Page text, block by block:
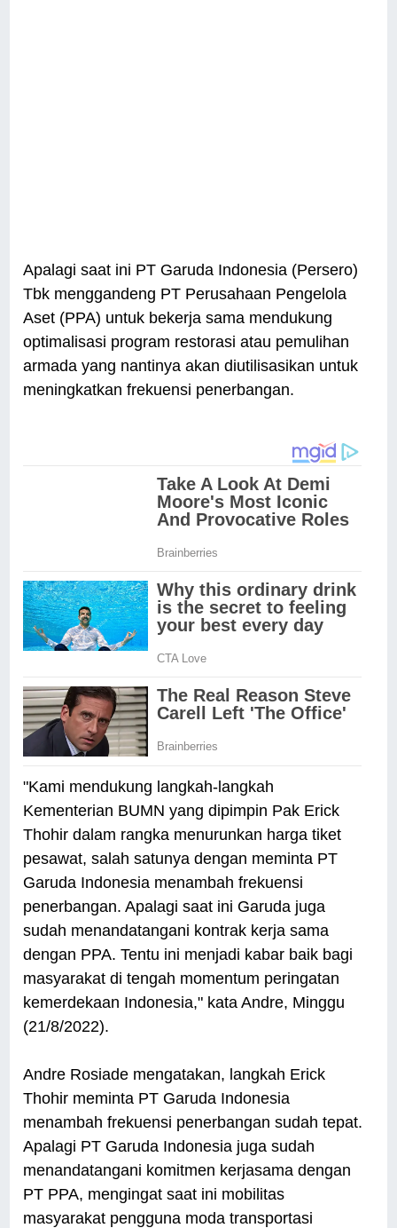
Apalagi saat ini PT Garuda Indonesia (Persero)
Tbk menggandeng PT Perusahaan Pengelola
Aset (PPA) untuk bekerja sama mendukung
optimalisasi program restorasi atau pemulihan
armada yang nantinya akan diutilisasikan untuk
meningkatkan frekuensi penerbangan.
"Kami mendukung langkah-langkah
Kementerian BUMN yang dipimpin Pak Erick
Thohir dalam rangka menurunkan harga tiket
pesawat, salah satunya dengan meminta PT
Garuda Indonesia menambah frekuensi
penerbangan. Apalagi saat ini Garuda juga
sudah menandatangani kontrak kerja sama
dengan PPA. Tentu ini menjadi kabar baik bagi
masyarakat di tengah momentum peringatan
kemerdekaan Indonesia," kata Andre, Minggu
(21/8/2022).
Andre Rosiade mengatakan, langkah Erick
Thohir meminta PT Garuda Indonesia
menambah frekuensi penerbangan sudah tepat.
Apalagi PT Garuda Indonesia juga sudah
menandatangani komitmen kerjasama dengan
PT PPA, mengingat saat ini mobilitas
masyarakat pengguna moda transportasi